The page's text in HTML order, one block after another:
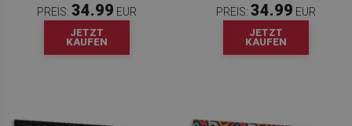
PREIS: 34.99 EUR
JETZT
KAUFEN
PREIS: 34.99 EUR
JETZT
KAUFEN